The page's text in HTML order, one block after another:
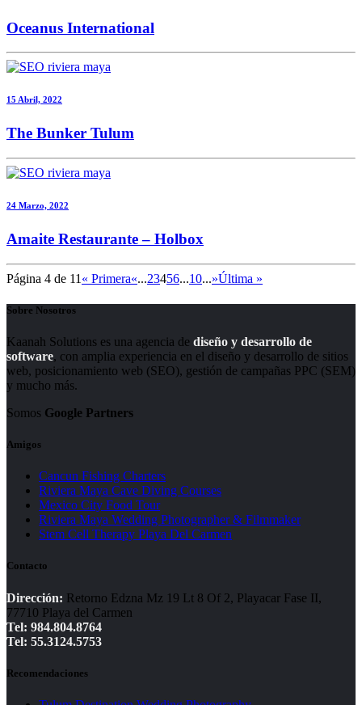
Oceanus International
15 Abril, 2022
The Bunker Tulum
24 Marzo, 2022
Amaite Restaurante – Holbox
Página 4 de 11 « Primera«...23456...10...»Última »
Sobre Nosotros
Kaanah Solutions es una agencia de diseño y desarrollo de
software, con amplia experiencia en el diseño y desarrollo de sitios
web, posicionamiento web (SEO), gestión de campañas PPC (SEM)
y mucho más.
Somos Google Partners
Amigos
Cancun Fishing Charters
Riviera Maya Cave Diving Courses
Mexico City Food Tour
Riviera Maya Wedding Photographer & Filmmaker
Stem Cell Therapy Playa Del Carmen
Contacto
Dirección: Retorno Edzna Mz 19 Lt 8 Of 2, Playacar Fase II,
77710 Playa del Carmen
Tel: 984.804.8764
Tel: 55.3124.5753
Recomendaciones